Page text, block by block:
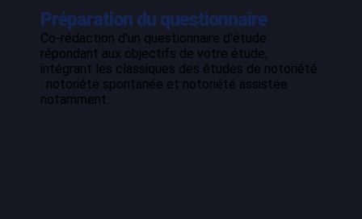
Préparation du questionnaire
Co-rédaction d'un questionnaire d'étude
répondant aux objectifs de votre étude,
intégrant les classiques des études de notoriété
: notoriété spontanée et notoriété assistée
notamment.